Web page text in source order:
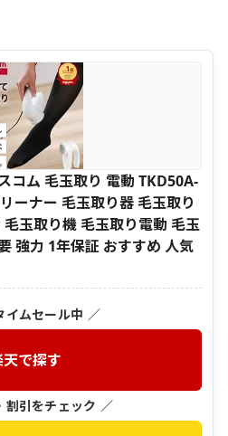
コム 毛玉取り 電動 TKD50A-
ーナー 毛玉取り器 毛玉取り
玉取り機 毛玉取り電動 毛玉
強力 1年保証 おすすめ 人気
イムセール中 ／
天で探す
割引をチェック ／